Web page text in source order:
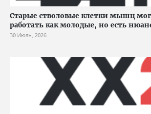
Старые стволовые клетки мышц
работать как молодые, но есть
30 Июль, 2026